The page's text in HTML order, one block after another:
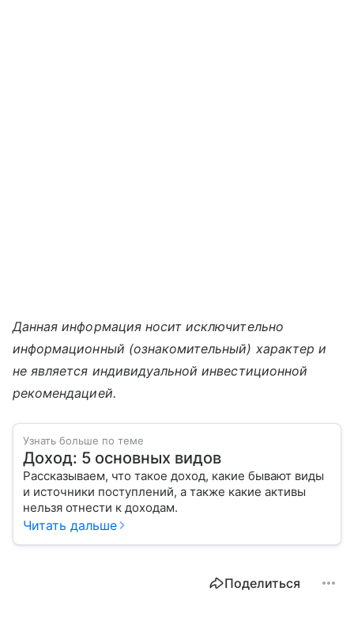
Данная информация носит исключительно
информационный (ознакомительный) характер и
не является индивидуальной инвестиционной
рекомендацией.
Узнать больше по теме
Доход: 5 основных видов
Рассказываем, что такое доход, какие бывают виды
и источники поступлений, а также какие активы
нельзя отнести к доходам.
Читать дальше
Поделиться